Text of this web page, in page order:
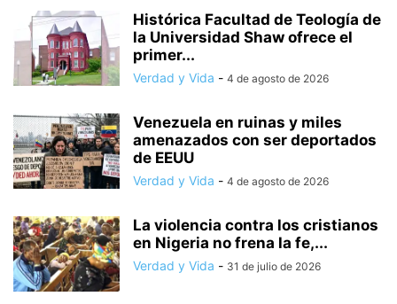
Histórica Facultad de Teología de
la Universidad Shaw ofrece el
primer...
Verdad y Vida - 4 de agosto de 2026
Venezuela en ruinas y miles
amenazados con ser deportados
de EEUU
Verdad y Vida - 4 de agosto de 2026
La violencia contra los cristianos
en Nigeria no frena la fe,...
Verdad y Vida - 31 de julio de 2026